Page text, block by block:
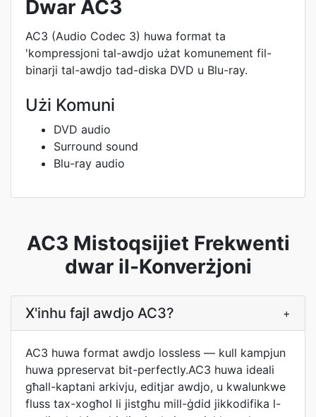
Dwar AC3
AC3 (Audio Codec 3) huwa format ta
'kompressjoni tal-awdjo użat komunement fil-
binarji tal-awdjo tad-diska DVD u Blu-ray.
Użi Komuni
DVD audio
Surround sound
Blu-ray audio
AC3 Mistoqsijiet Frekwenti
dwar il-Konverżjoni
X'inhu fajl awdjo AC3? +
AC3 huwa format awdjo lossless — kull kampjun
huwa ppreservat bit-perfectly.AC3 huwa ideali
għall-kaptani arkivju, editjar awdjo, u kwalunkwe
fluss tax-xogħol li jistgħu mill-ġdid jikkodifika l-